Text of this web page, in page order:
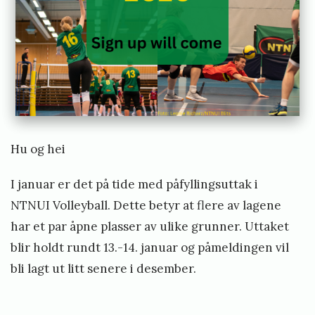
n
Hu og hei
I januar er det på tide med påfyllingsuttak i
NTNUI Volleyball. Dette betyr at flere av lagene
har et par åpne plasser av ulike grunner. Uttaket
blir holdt rundt 13.-14. januar og påmeldingen vil
bli lagt ut litt senere i desember.